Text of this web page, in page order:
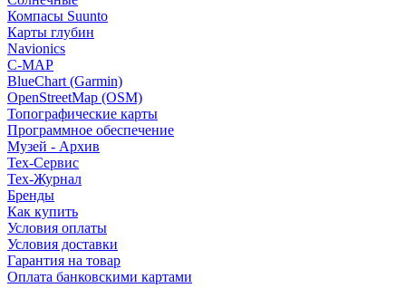
Компасы Suunto
Карты глубин
Navionics
C-MAP
BlueChart (Garmin)
OpenStreetMap (OSM)
Топографические карты
Программное обеспечение
Музей - Архив
Tex-Сервис
Тех-Журнал
Бренды
Как купить
Условия оплаты
Условия доставки
Гарантия на товар
Оплата банковскими картами